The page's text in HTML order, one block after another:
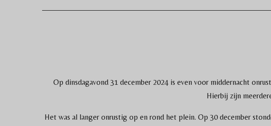
Op dinsdagavond 31 december 2024 is even voor middernacht
Hierbij zijn
Het was al langer onrustig op en rond het plein. Op 30 december